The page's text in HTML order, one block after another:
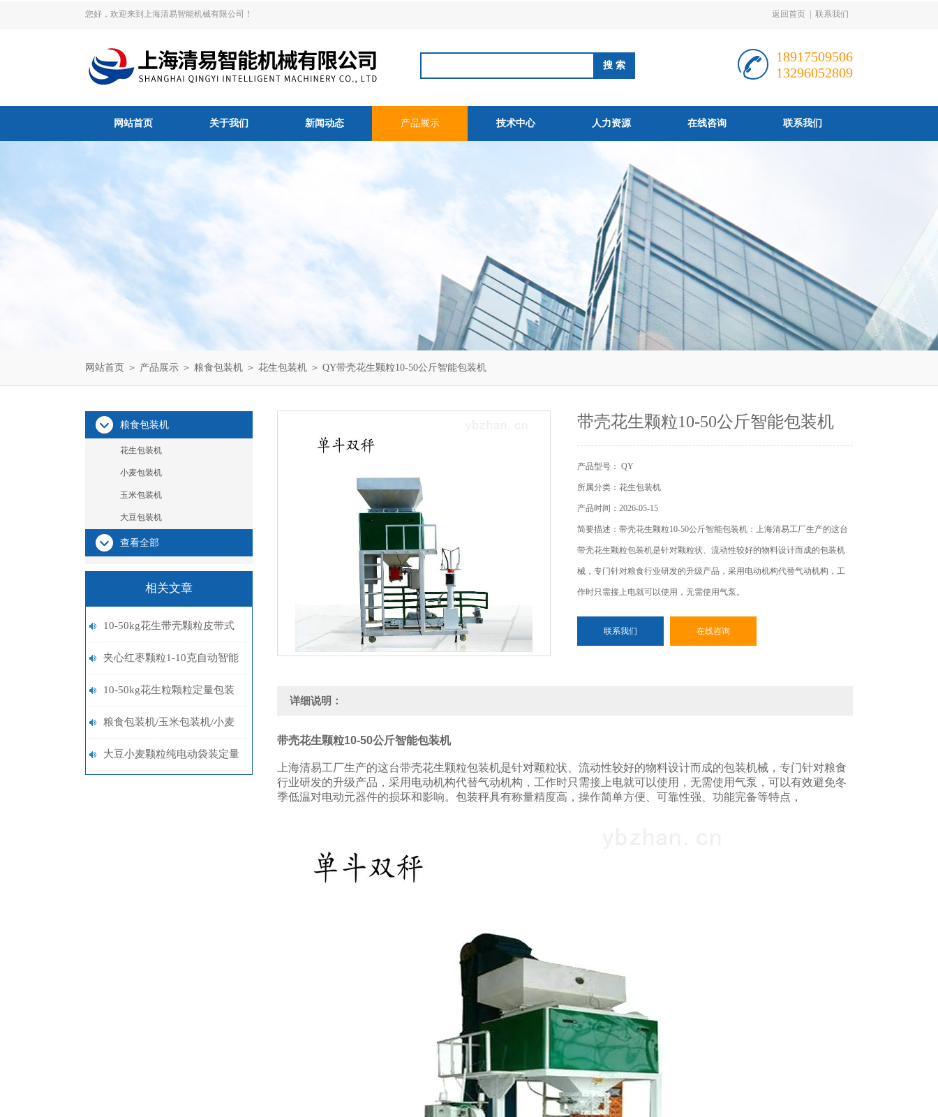
您好，欢迎来到上海清易智能机械有限公司！ 返回首页 联系我们
18917509506
13296052809
网站首页 关于我们 新闻动态 产品展示 技术中心 人力资源 在线咨询 联系我们
网站首页 ＞ 产品展示 ＞ 粮食包装机 ＞ 花生包装机 ＞ QY带壳花生颗粒10-50公斤智能包装机
粮食包装机
花生包装机
小麦包装机
玉米包装机
大豆包装机
查看全部
相关文章
10-50kg花生带壳颗粒皮带式
上料电子多功能称重包装机简
单操作
夹心红枣颗粒1-10克自动智能
包装机厂家批发
10-50kg花生粒颗粒定量包装
机设备
粮食包装机/玉米包装机/小麦
包装机厂家
大豆小麦颗粒纯电动袋装定量
带壳花生颗粒10-50公斤智能包装机
产品型号： QY
所属分类：花生包装机
产品时间：2026-05-15
简要描述：带壳花生颗粒10-50公斤智能包装机：上海清易工厂生产的这台
带壳花生颗粒包装机是针对颗粒状、流动性较好的物料设计而成的包装机
械，专门针对粮食行业研发的升级产品，采用电动机构代替气动机构，工
作时只需接上电就可以使用，无需使用气泵。
联系我们 在线咨询
详细说明：
带壳花生颗粒10-50公斤智能包装机
上海清易工厂生产的这台带壳花生颗粒包装机是针对颗粒状、流动性较好的物料设计而成的包装机械，专门针对粮食
行业研发的升级产品，采用电动机构代替气动机构，工作时只需接上电就可以使用，无需使用气泵，可以有效避免冬
季低温对电动元器件的损坏和影响。包装秤具有称量精度高，操作简单方便、可靠性强、功能完备等特点，